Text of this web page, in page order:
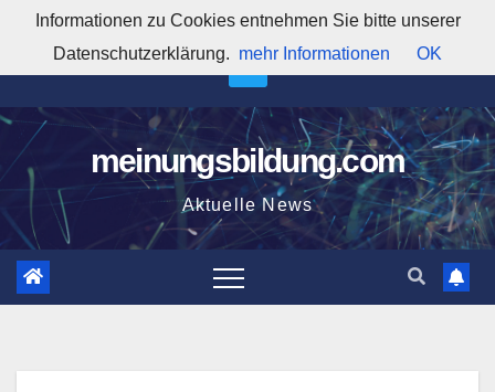
springen
11:09:05 PM
meinungsbildung.com
Aktuelle News
Informationen zu Cookies entnehmen Sie bitte unserer
Datenschutzerklärung. mehr Informationen OK